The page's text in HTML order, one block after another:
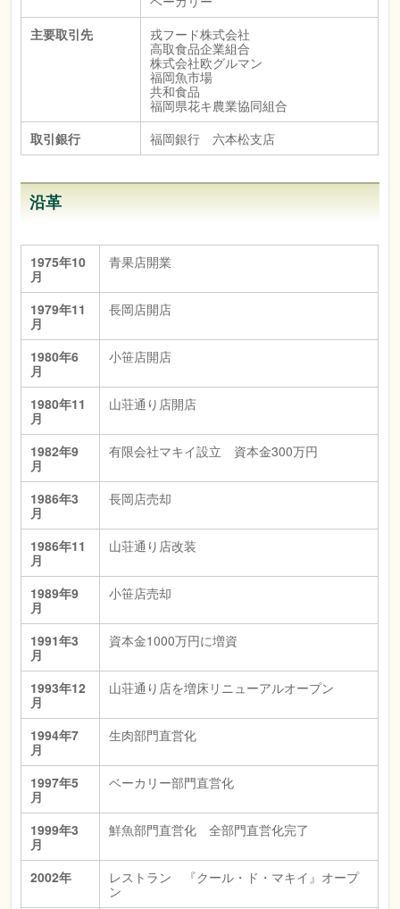
主要取引先
戎フード株式会社
高取食品企業組合
株式会社欧グルマン
福岡魚市場
共和食品
福岡県花キ農業協同組合
取引銀行
福岡銀行 六本松支店
沿革
1975年10
月
青果店開業
1979年11
月
長岡店開店
1980年6
月
小笹店開店
1980年11
月
山荘通り店開店
1982年9
月
有限会社マキイ設立 資本金300万円
1986年3
月
長岡店売却
1986年11
月
山荘通り店改装
1989年9
月
小笹店売却
1991年3
月
資本金1000万円に増資
1993年12
月
山荘通り店を増床リニューアルオープン
1994年7
月
生肉部門直営化
1997年5
月
ベーカリー部門直営化
1999年3
月
鮮魚部門直営化 全部門直営化完了
2002年
レストラン 『クール・ド・マキイ』オープ
ン